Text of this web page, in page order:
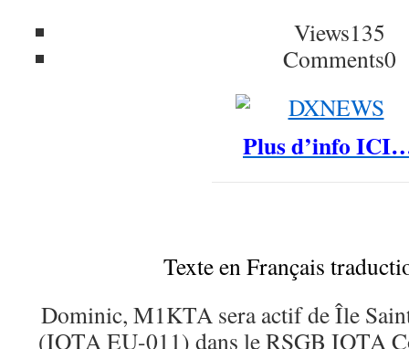
Views135
Comments0
Plus d’info
Texte en Français
Dominic, M1KTA sera actif de Île
(IOTA EU-011) dans le RSGB IOTA